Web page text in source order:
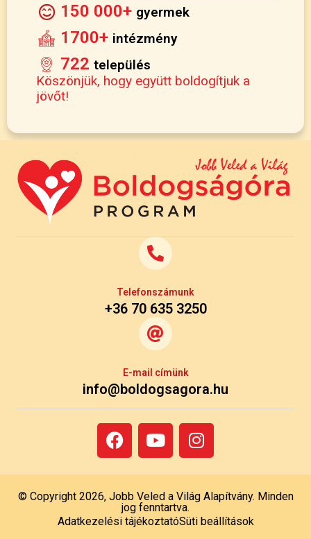
150 000+ gyermek
1700+ intézmény
722 település
Köszönjük, hogy együtt boldogítjuk a
jövőt!
Telefonszámunk
+36 70 635 3250
E-mail címünk
info@boldogsagora.hu
© Copyright 2026, Jobb Veled a Világ Alapítvány. Minden
jog fenntartva.
Adatkezelési tájékoztatóSüti beállítások